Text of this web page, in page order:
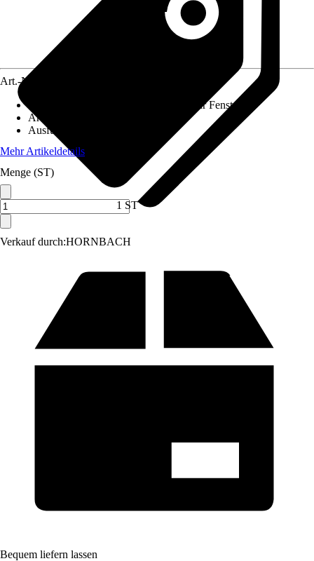
Verkauf durch:HORNBACH
Art.-Nr.
Insektenschutz für Fenster
Artikeltyp
Ausführung
Mehr Artikeldetails
Menge (ST)
1 ST
Bequem liefern lassen